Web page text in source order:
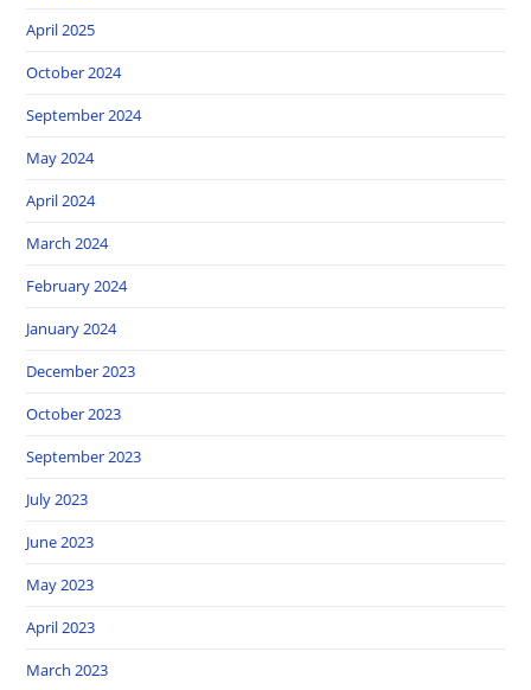
April 2025
October 2024
September 2024
May 2024
April 2024
March 2024
February 2024
January 2024
December 2023
October 2023
September 2023
July 2023
June 2023
May 2023
April 2023
March 2023